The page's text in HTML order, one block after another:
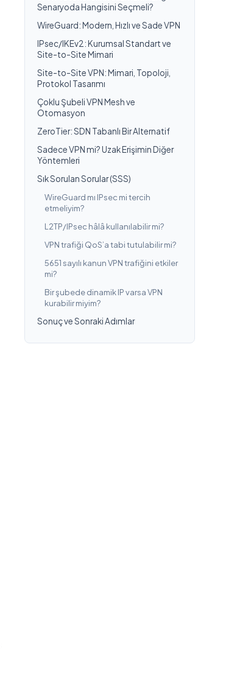
Senaryoda Hangisini Seçmeli?
WireGuard: Modern, Hızlı ve Sade VPN
IPsec/IKEv2: Kurumsal Standart ve
Site-to-Site Mimari
Site-to-Site VPN: Mimari, Topoloji,
Protokol Tasarımı
Çoklu Şubeli VPN Mesh ve
Otomasyon
ZeroTier: SDN Tabanlı Bir Alternatif
Sadece VPN mi? Uzak Erişimin Diğer
Yöntemleri
Sık Sorulan Sorular (SSS)
WireGuard mı IPsec mi tercih
etmeliyim?
L2TP/IPsec hâlâ kullanılabilir mi?
VPN trafiği QoS’a tabi tutulabilir mi?
5651 sayılı kanun VPN trafiğini etkiler
mi?
Bir şubede dinamik IP varsa VPN
kurabilir miyim?
Sonuç ve Sonraki Adımlar